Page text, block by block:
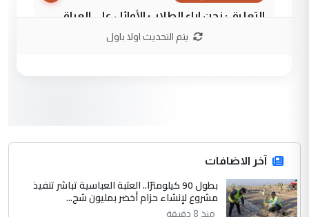
التعليق : نحن اباء الطلاب الأوائل على العراق
نتشرف بلقاء السيد احمد الصافي في العتبات
التعليق : قرار مستعجل جدا ولامصلحة فيه
للوزاره ولا للمواطن القرار الصائب يكون بعد
الاستماع للمدير ومغرفة ...
الموضوع :
وزير الصحة يعفي مدير مستشفى الكرخ
يتم التحديث اولا باول
آخر الاضافات
بطول 90 كيلومترًا.. العتبة العباسية تباشر تنفيذ
مشروع لإنشاء حزام أخضر بمليون شج...
منذ 8 دقيقة